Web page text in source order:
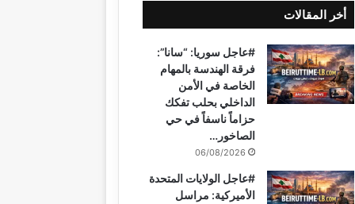
ب
و
ك
ت
ي
ر
ت
u
T
u
b
e
ت
ق
ر
ا
م
ق
ر
م
أخر المقالات
#عاجل سوريا: “سانا”:
فرقة الهندسة بالمهام
الخاصة في الأمن
الداخلي بحلب تفكك
حزاماً ناسفاً في حي
الصاخور…
06/08/2026
#عاجل الولايات المتحدة
الأميركية: مراسل